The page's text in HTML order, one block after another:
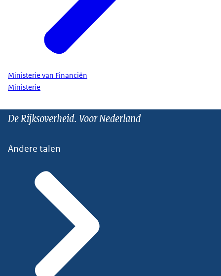
Ministerie van Financiën
Ministerie
De Rijksoverheid. Voor Nederland
Andere talen